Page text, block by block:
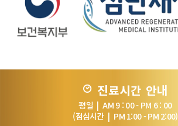
진료시간 안내
평일 | AM 9 : 00 - PM 6 : 00
(점심시간 | PM 1:00 - PM 2:00)